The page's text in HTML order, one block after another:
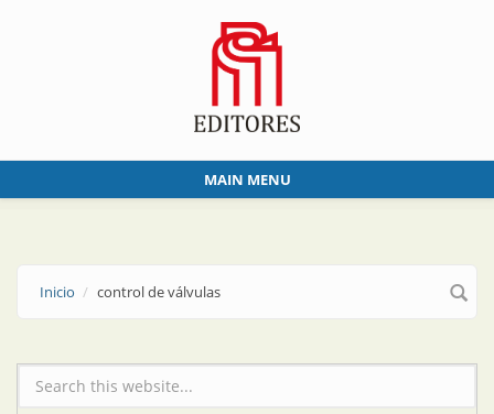
MAIN MENU
Inicio control de válvulas
Formulario de búsqueda